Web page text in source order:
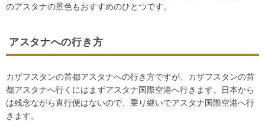
のアスタナの景色もおすすめのひとつです。
アスタナへの行き方
カザフスタンの首都アスタナへの行き方ですが、カザフスタンの首
都アスタナへ行くにはまずアスタナ国際空港へ行きます。日本から
は残念ながら直行便はないので、乗り継いでアスタナ国際空港へ行
きます。